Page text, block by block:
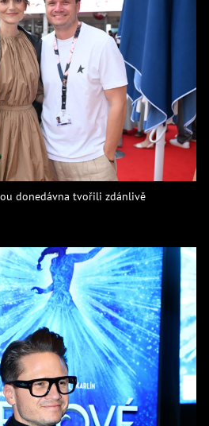
donedávna tvořili zdánlivě